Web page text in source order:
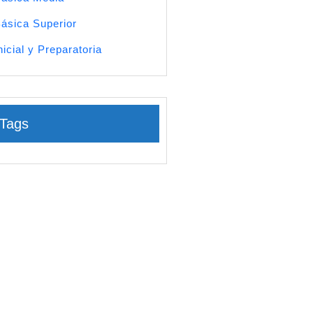
Superior
y Preparatoria
Tags